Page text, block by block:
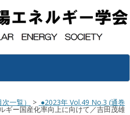
一覧） > ●2023年 Vol.49 No.3 (通巻
ギー国産化率向上に向けて／吉田茂雄